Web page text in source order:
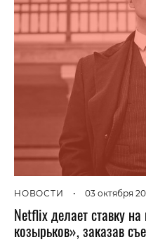
НОВОСТИ • 03 октября
Netflix делает ставку
козырьков», заказав